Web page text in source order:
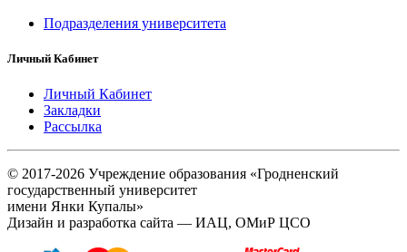
Подразделения университета
Личный Кабинет
Личный Кабинет
Закладки
Рассылка
© 2017-2026 Учреждение образования «Гродненский
государственный университет
имени Янки Купалы»
Дизайн и разработка сайта — ИАЦ, ОМиР ЦСО